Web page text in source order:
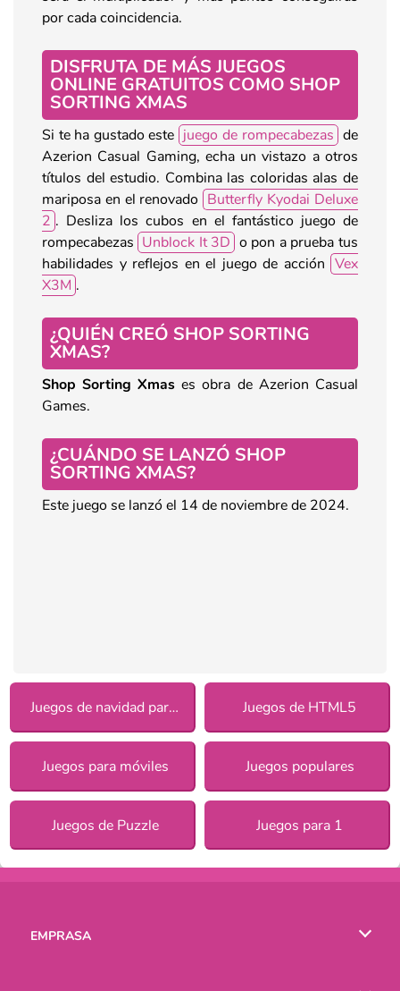
por cada coincidencia.
DISFRUTA DE MÁS JUEGOS
ONLINE GRATUITOS COMO SHOP
SORTING XMAS
Si te ha gustado este juego de rompecabezas de
Azerion Casual Gaming, echa un vistazo a otros
títulos del estudio. Combina las coloridas alas de
mariposa en el renovado Butterfly Kyodai Deluxe
2 . Desliza los cubos en el fantástico juego de
rompecabezas Unblock It 3D o pon a prueba tus
habilidades y reflejos en el juego de acción Vex
X3M .
¿QUIÉN CREÓ SHOP SORTING
XMAS?
Shop Sorting Xmas es obra de Azerion Casual
Games.
¿CUÁNDO SE LANZÓ SHOP
SORTING XMAS?
Este juego se lanzó el 14 de noviembre de 2024.
Juegos de navidad para chicas Juegos de HTML5
Juegos para móviles Juegos populares
Juegos de Puzzle Juegos para 1
EMPRASA